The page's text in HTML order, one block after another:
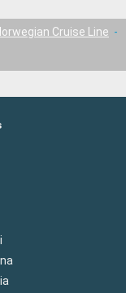
Cruise Line